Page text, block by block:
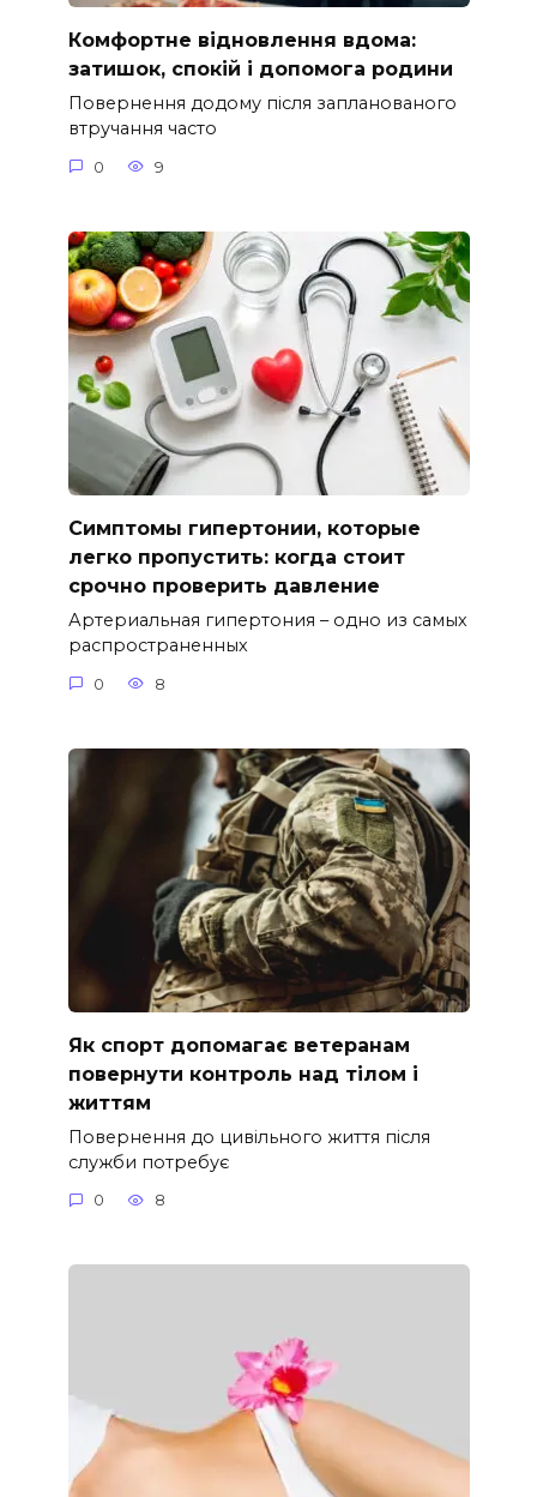
Комфортне відновлення вдома:
затишок, спокій і допомога родини
Повернення додому після запланованого
втручання часто
0 9
Симптомы гипертонии, которые
легко пропустить: когда стоит
срочно проверить давление
Артериальная гипертония – одно из самых
распространенных
0 8
Як спорт допомагає ветеранам
повернути контроль над тілом і
життям
Повернення до цивільного життя після
служби потребує
0 8